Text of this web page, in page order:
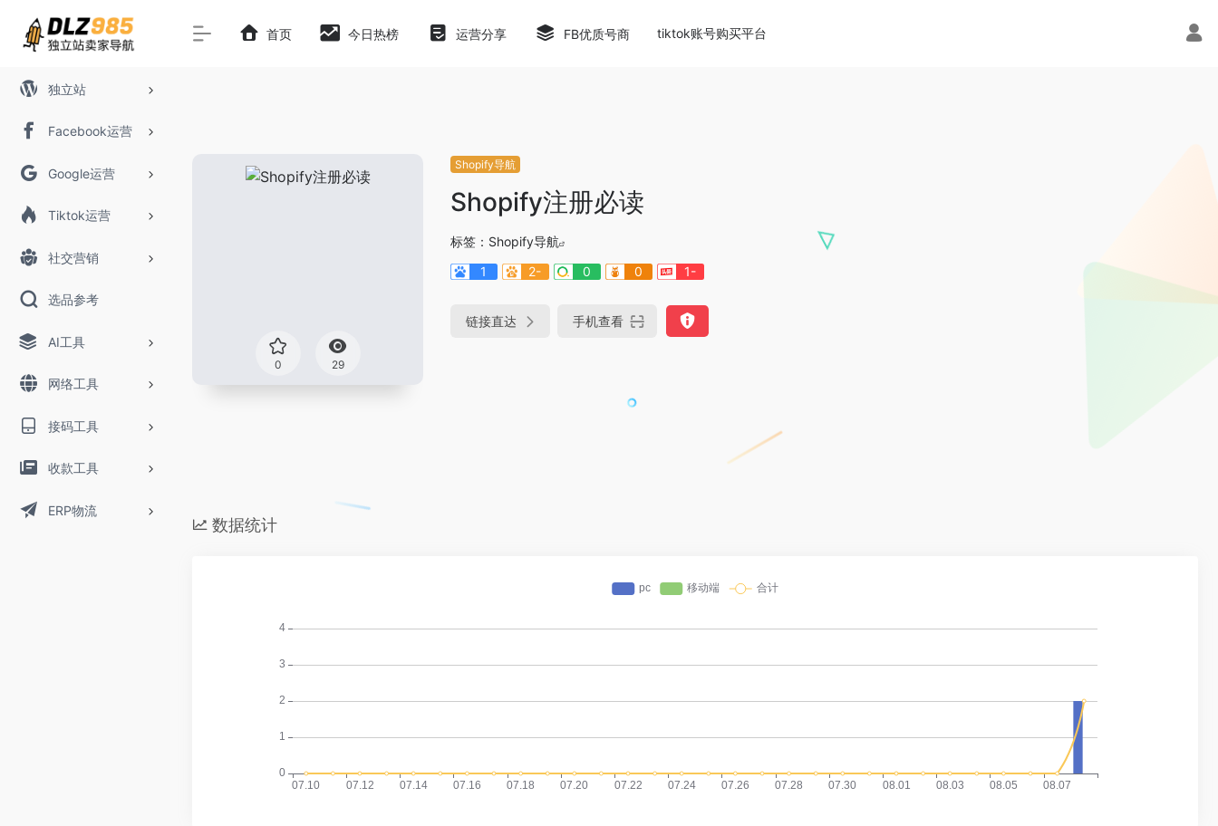
独立站
Facebook运营
Google运营
Tiktok运营
社交营销
选品参考
AI工具
网络工具
接码工具
收款工具
ERP物流
首页 今日热榜 运营分享 FB优质号商 tiktok账号购买平台
0 29
Shopify导航
Shopify注册必读
标签： Shopify导航
1
2- 0 0 1-
链接直达 手机查看
数据统计